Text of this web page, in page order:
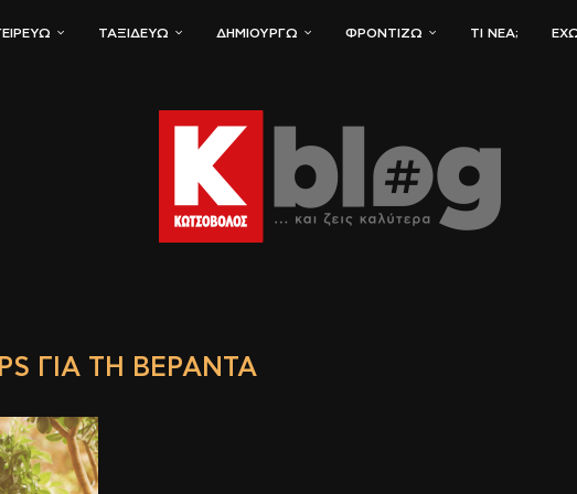
ΤΑΞΙΔΕΎΩ ΔΗΜΙΟΥΡΓΏ ΦΡΟΝΤΊΖΩ ΤΙ ΝΈΑ;
ΓΙΑ ΤΗ ΒΕΡΆΝΤΑ